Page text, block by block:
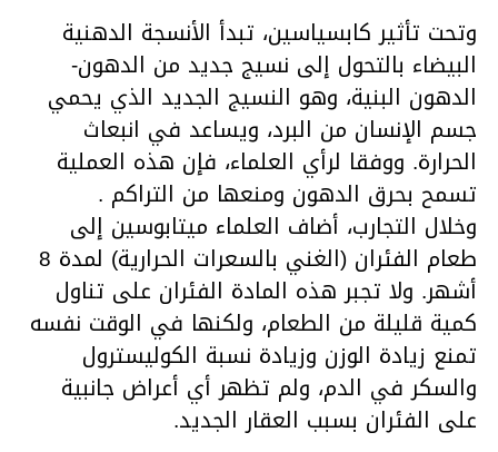
وتحت تأثير كابسياسين، تبدأ الأنسجة الدهنية
البيضاء بالتحول إلى نسيج جديد من الدهون-
الدهون البنية، وهو النسيج الجديد الذي يحمي
جسم الإنسان من البرد، ويساعد في انبعاث
الحرارة. ووفقا لرأي العلماء، فإن هذه العملية
تسمح بحرق الدهون ومنعها من التراكم .
وخلال التجارب، أضاف العلماء ميتابوسين إلى
طعام الفئران (الغني بالسعرات الحرارية) لمدة 8
أشهر. ولا تجبر هذه المادة الفئران على تناول
كمية قليلة من الطعام، ولكنها في الوقت نفسه
تمنع زيادة الوزن وزيادة نسبة الكوليسترول
والسكر في الدم، ولم تظهر أي أعراض جانبية
على الفئران بسبب العقار الجديد.